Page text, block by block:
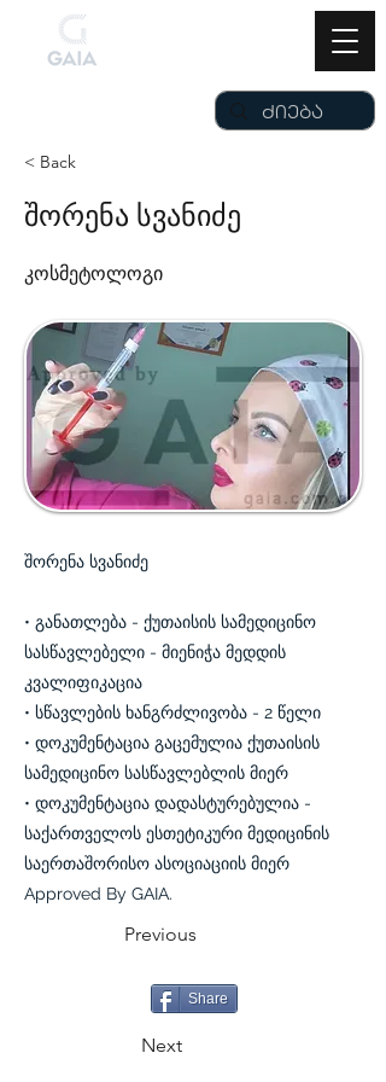
< Back
შორენა სვანიძე
კოსმეტოლოგი
შორენა სვანიძე
• განათლება - ქუთაისის სამედიცინო
სასწავლებელი - მიენიჭა მედდის
კვალიფიკაცია
• სწავლების ხანგრძლივობა - 2 წელი
• დოკუმენტაცია გაცემულია ქუთაისის
სამედიცინო სასწავლებლის მიერ
• დოკუმენტაცია დადასტურებულია -
საქართველოს ესთეტიკური მედიცინის
საერთაშორისო ასოციაციის მიერ
Approved By GAIA.
Previous
Share
Next